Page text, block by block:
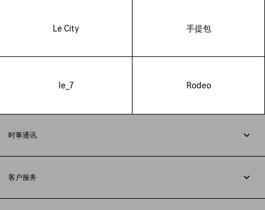
Le City 手提包
le_7 Rodeo
时事通讯
客户服务